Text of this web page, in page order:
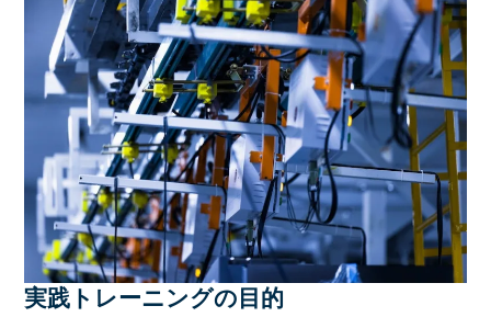
実践トレーニングの目的